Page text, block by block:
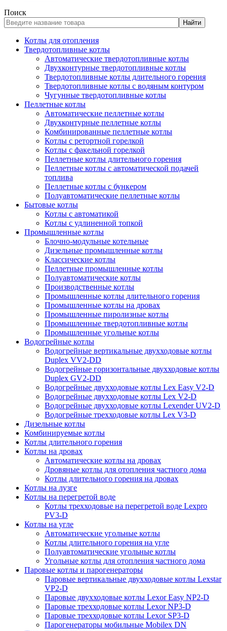
Поиск
Найти
Котлы для отопления
Твердотопливные котлы
Автоматические твердотопливные котлы
Двухконтурные твердотопливные котлы
Твердотопливные котлы длительного горения
Твердотопливные котлы с водяным контуром
Чугунные твердотопливные котлы
Пеллетные котлы
Автоматические пеллетные котлы
Двухконтурные пеллетные котлы
Комбинированные пеллетные котлы
Котлы с ретортной горелкой
Котлы с факельной горелкой
Пеллетные котлы длительного горения
Пеллетные котлы с автоматической подачей
топлива
Пеллетные котлы с бункером
Полуавтоматические пеллетные котлы
Бытовые котлы
Котлы с автоматикой
Котлы с удлиненной топкой
Промышленные котлы
Блочно-модульные котельные
Дизельные промышленные котлы
Классические котлы
Пеллетные промышленные котлы
Полуавтоматические котлы
Производственные котлы
Промышленные котлы длительного горения
Промышленные котлы на дровах
Промышленные пиролизные котлы
Промышленные твердотопливные котлы
Промышленные угольные котлы
Водогрейные котлы
Водогрейные вертикальные двухходовые котлы
Duplex VV2-DD
Водогрейные горизонтальные двухходовые котлы
Duplex GV2-DD
Водогрейные двухходовые котлы Lex Easy V2-D
Водогрейные двухходовые котлы Lex V2-D
Водогрейные двухходовые котлы Lexender UV2-D
Водогрейные трехходовые котлы Lex V3-D
Дизельные котлы
Комбинируемые котлы
Котлы длительного горения
Котлы на дровах
Автоматические котлы на дровах
Дровяные котлы для отопления частного дома
Котлы длительного горения на дровах
Котлы на лузге
Котлы на перегретой воде
Котлы трехходовые на перегретой воде Lexpro
PV3-D
Котлы на угле
Автоматические угольные котлы
Котлы длительного горения на угле
Полуавтоматические угольные котлы
Угольные котлы для отопления частного дома
Паровые котлы и парогенераторы
Паровые вертикальные двухходовые котлы Lexstar
VP2-D
Паровые двухходовые котлы Lexor Easy NP2-D
Паровые трехходовые котлы Lexor NP3-D
Паровые трехходовые котлы Lexor SP3-D
Парогенераторы мобильные Mobilex DN